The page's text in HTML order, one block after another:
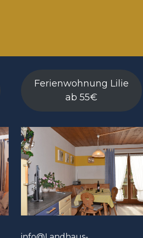
Ferienwohnung Lilie
ab 55€